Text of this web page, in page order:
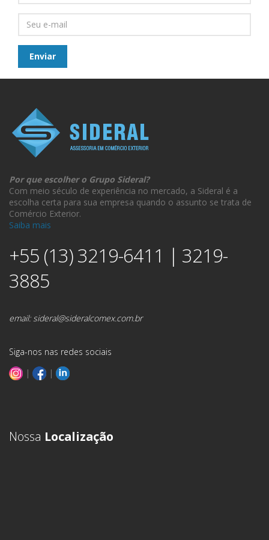
Por que escolher o Grupo Sideral?
Com meio século de experiência no mercado, a Sideral é a
escolha certa para sua empresa quando o assunto se trata de
Comércio Exterior.
Saiba mais
+55 (13) 3219-6411 | 3219-
3885
email:sideral@sideralcomex.com.br
Siga-nos nas redes sociais
|
|
Nossa Localização